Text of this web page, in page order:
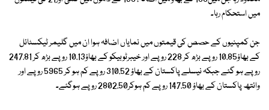
میں استحکام رہا۔
جن کمپنیوں کے حصص کی قیمتوں میں نمایاں اضافہ ہوا ان میں گلیمر ٹیکسٹائل
کے بھاؤ10.85 روپے بڑھ کر 228 روپے اور خیبرٹوبیکو کے بھاؤ10.13 روپے بڑھ کر 247.81
روپے ہو گئے جبکہ نیسلے پاکستان کے بھاؤ 310.52 روپے کم ہو کر 5965 روپے اور
وائتھ پاکستان کے بھاؤ 147.50 روپے کم ہوکر2802.50 روپے ہوگئے۔